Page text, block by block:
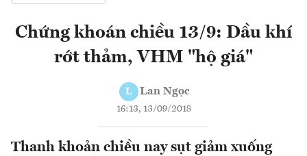
Chứng khoán chiều 13/9: Dầu khí
rớt thảm, VHM "hộ giá"
L Lan Ngọc
16:13, 13/09/2018
Thanh khoản chiều nay sụt giảm xuống